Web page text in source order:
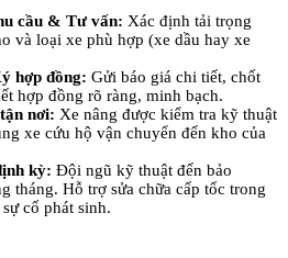
cầu & Tư vấn: Xác định tải trọng
và loại xe phù hợp (xe dầu hay xe
hợp đồng: Gửi báo giá chi tiết, chốt
hợp đồng rõ ràng, minh bạch.
nơi: Xe nâng được kiểm tra kỹ thuật
xe cứu hộ vận chuyển đến kho của
kỳ: Đội ngũ kỹ thuật đến bảo
tháng. Hỗ trợ sửa chữa cấp tốc trong
cố phát sinh.